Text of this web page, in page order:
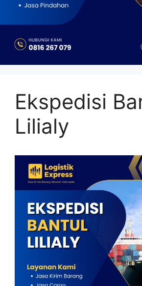
Ekspedisi
Lilialy